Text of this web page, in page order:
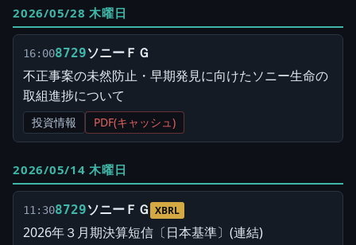
2026/05/28 木曜日
16:008729ソニーＦＧ
不正事案の未然防止・早期発見に向けたソニー生命の
取組進捗について
投資情報 PDF(キャッシュ)
2026/05/14 木曜日
11:308729ソニーＦＧ XBRL
2026年３月期決算短信〔日本基準〕(連結)